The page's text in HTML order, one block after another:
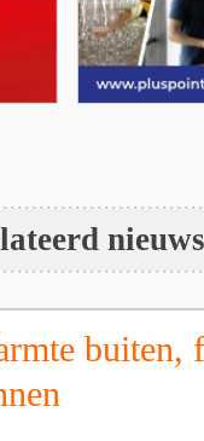
nieuws
buiten,